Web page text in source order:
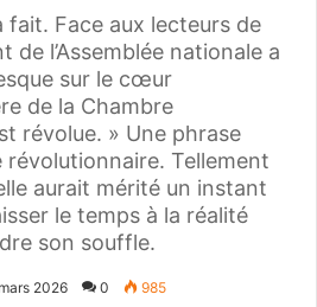
fait. Face aux lecteurs de
de l’Assemblée nationale a
sur le cœur
de la Chambre
révolue. » Une phrase
révolutionnaire. Tellement
aurait mérité un instant
le temps à la réalité
son souffle.
2026 0 985